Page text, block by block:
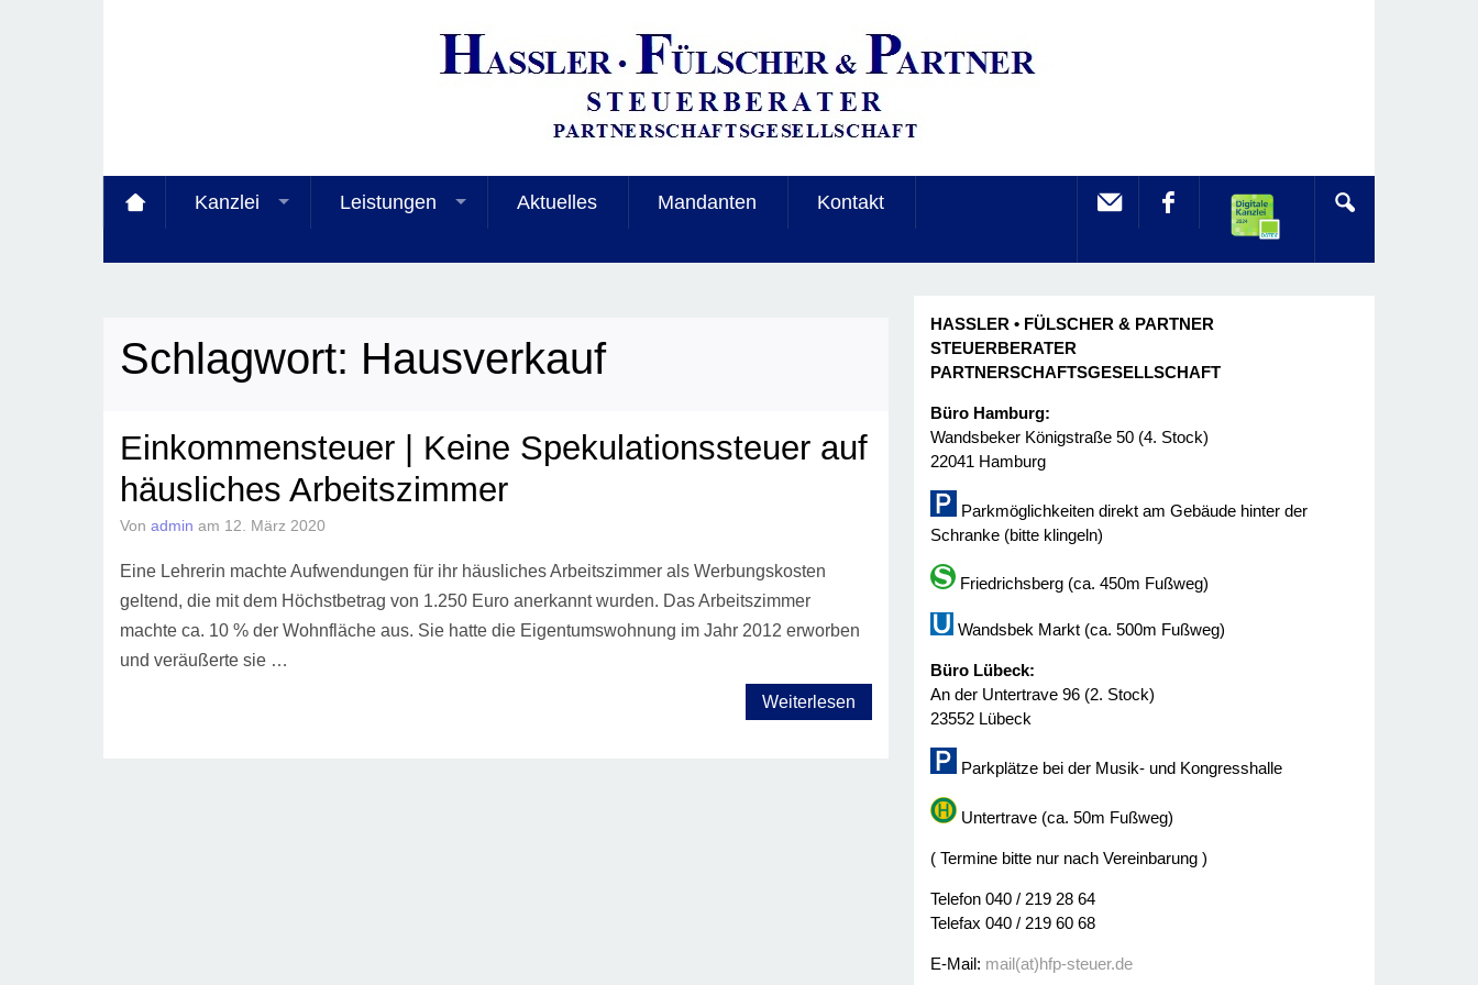
Kanzlei Leistungen Aktuelles Mandanten Kontakt
Schlagwort: Hausverkauf
Einkommensteuer | Keine Spekulationssteuer auf
häusliches Arbeitszimmer
Von admin am 12. März 2020
Eine Lehrerin machte Aufwendungen für ihr häusliches Arbeitszimmer als Werbungskosten
geltend, die mit dem Höchstbetrag von 1.250 Euro anerkannt wurden. Das Arbeitszimmer
machte ca. 10 % der Wohnfläche aus. Sie hatte die Eigentumswohnung im Jahr 2012 erworben
und veräußerte sie …
Weiterlesen
HASSLER • FÜLSCHER & PARTNER
STEUERBERATER
PARTNERSCHAFTSGESELLSCHAFT
Büro Hamburg:
Wandsbeker Königstraße 50 (4. Stock)
22041 Hamburg
Parkmöglichkeiten direkt am Gebäude hinter der
Schranke (bitte klingeln)
Friedrichsberg (ca. 450m Fußweg)
Wandsbek Markt (ca. 500m Fußweg)
Büro Lübeck:
An der Untertrave 96 (2. Stock)
23552 Lübeck
Parkplätze bei der Musik- und Kongresshalle
Untertrave (ca. 50m Fußweg)
( Termine bitte nur nach Vereinbarung )
Telefon 040 / 219 28 64
Telefax 040 / 219 60 68
E-Mail: mail(at)hfp-steuer.de